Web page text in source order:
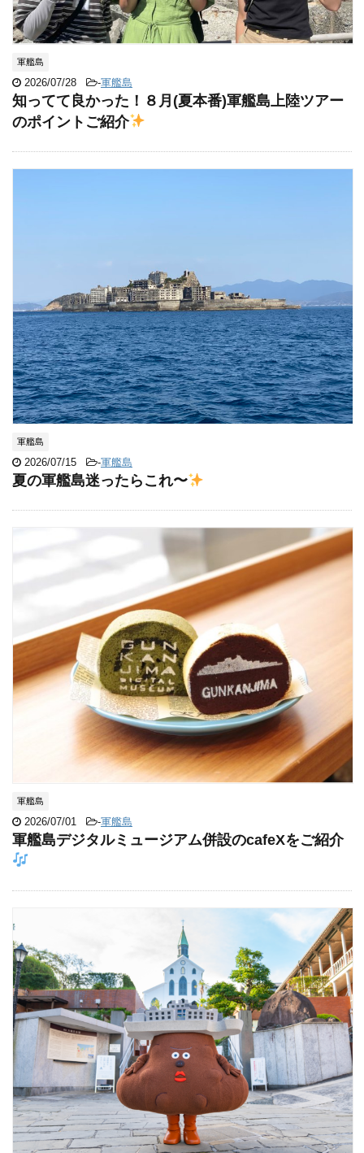
軍艦島
2026/07/28 -軍艦島
知ってて良かった！８月(夏本番)軍艦島上陸ツアー
のポイントご紹介
軍艦島
2026/07/15 -軍艦島
夏の軍艦島迷ったらこれ〜
軍艦島
2026/07/01 -軍艦島
軍艦島デジタルミュージアム併設のcafeXをご紹介